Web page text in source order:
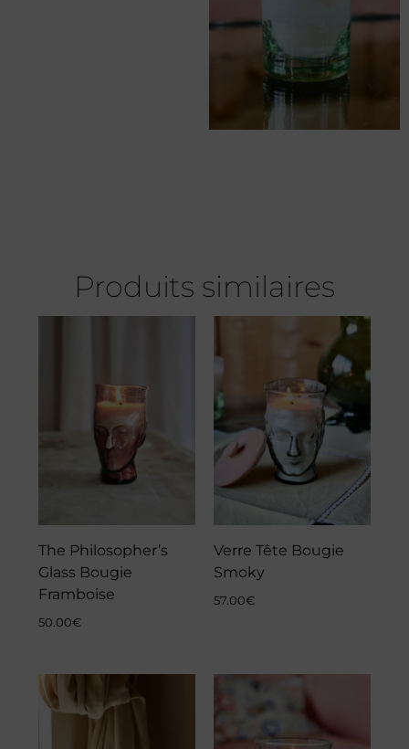
Produits similaires
The Philosopher’s
Glass Bougie
Framboise
50.00€
Verre Tête Bougie
Smoky
57.00€